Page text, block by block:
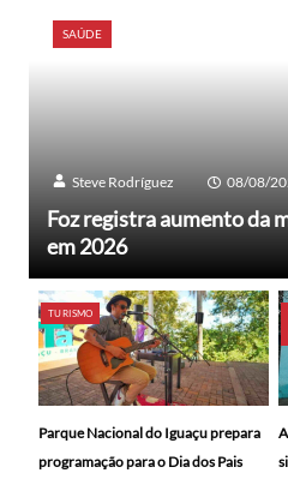
SAÚDE
Steve Rodríguez 08/08/
Foz registra aumento da
em 2026
TURISMO
Parque Nacional do Iguaçu prepara
programação para o Dia dos Pais